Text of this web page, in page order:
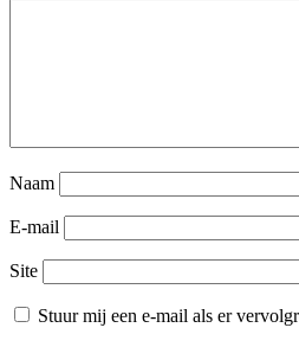
Naam
E-mail
Site
Stuur mij een e-mail als er